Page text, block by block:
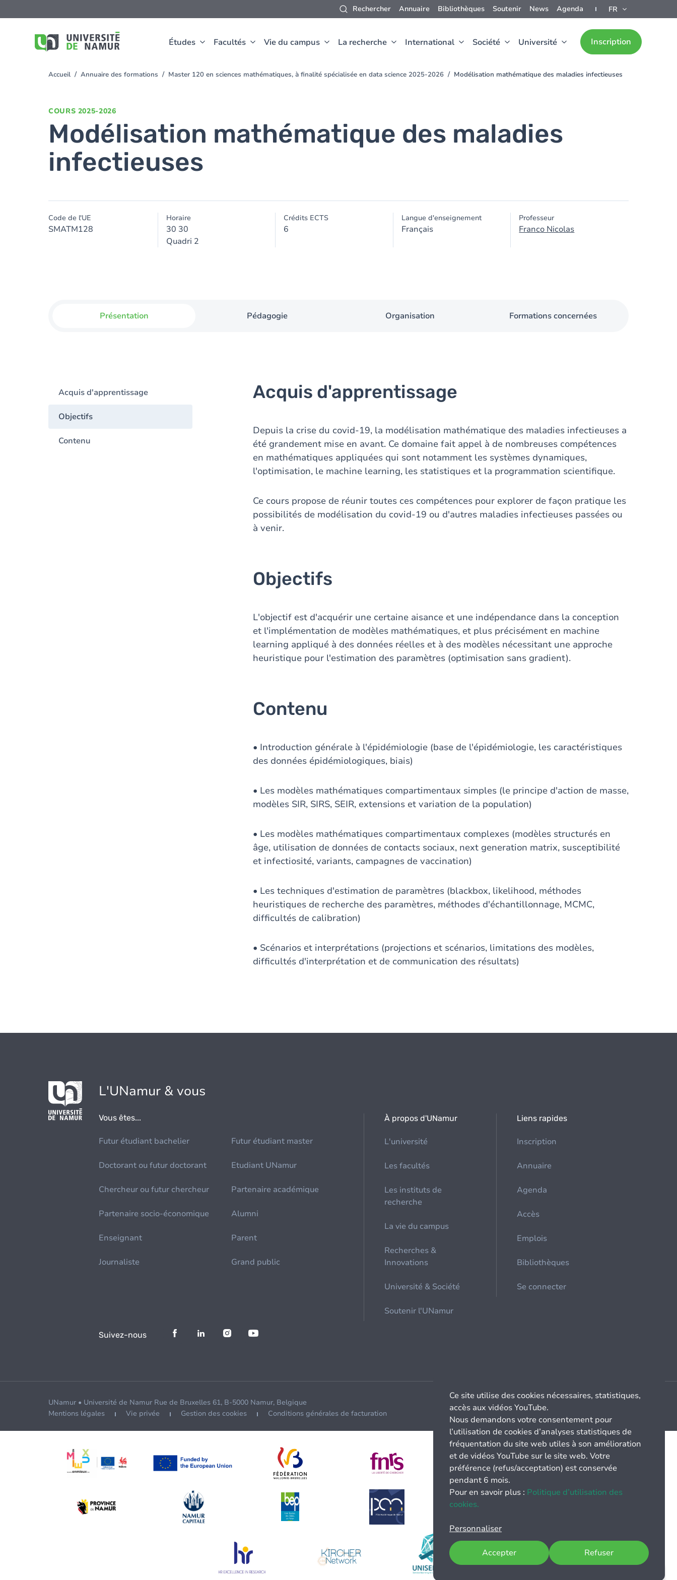
Rechercher Annuaire Bibliothèques Soutenir News Agenda FR
Études Facultés Vie du campus La recherche International Société Université Inscription
au
You
Accueil Annuaire des formations Master 120 en sciences mathématiques, à finalité spécialisée en data science 2025-2026 Modélisation mathématique des maladies infectieuses
COURS 2025-2026
Modélisation mathématique des maladies
infectieuses
Code de l'UE
SMATM128
Horaire
30 30
Quadri 2
Crédits ECTS
6
Langue d'enseignement
Français
Professeur
Franco Nicolas
Présentation Pédagogie Organisation Formations concernées
Acquis d'apprentissage
Objectifs
Contenu
Acquis d'apprentissage
Depuis la crise du covid-19, la modélisation mathématique des maladies infectieuses a
été grandement mise en avant. Ce domaine fait appel à de nombreuses compétences
en mathématiques appliquées qui sont notamment les systèmes dynamiques,
l'optimisation, le machine learning, les statistiques et la programmation scientifique.
Ce cours propose de réunir toutes ces compétences pour explorer de façon pratique les
possibilités de modélisation du covid-19 ou d'autres maladies infectieuses passées ou
à venir.
Objectifs
L'objectif est d'acquérir une certaine aisance et une indépendance dans la conception
et l'implémentation de modèles mathématiques, et plus précisément en machine
learning appliqué à des données réelles et à des modèles nécessitant une approche
heuristique pour l'estimation des paramètres (optimisation sans gradient).
Contenu
• Introduction générale à l'épidémiologie (base de l'épidémiologie, les caractéristiques
des données épidémiologiques, biais)
• Les modèles mathématiques compartimentaux simples (le principe d'action de masse,
modèles SIR, SIRS, SEIR, extensions et variation de la population)
• Les modèles mathématiques compartimentaux complexes (modèles structurés en
âge, utilisation de données de contacts sociaux, next generation matrix, susceptibilité
et infectiosité, variants, campagnes de vaccination)
• Les techniques d'estimation de paramètres (blackbox, likelihood, méthodes
heuristiques de recherche des paramètres, méthodes d'échantillonnage, MCMC,
difficultés de calibration)
• Scénarios et interprétations (projections et scénarios, limitations des modèles,
difficultés d'interprétation et de communication des résultats)
L'UNamur & vous
Vous êtes...
Futur étudiant bachelier Futur étudiant master
Doctorant ou futur doctorant Etudiant UNamur
Chercheur ou futur chercheur Partenaire académique
Partenaire socio-économique Alumni
Enseignant Parent
Journaliste Grand public
À propos d'UNamur
L'université
Les facultés
Les instituts de
recherche
La vie du campus
Recherches &
Innovations
Université & Société
Soutenir l'UNamur
Liens rapides
Inscription
Annuaire
Agenda
Accès
Emplois
Bibliothèques
Se connecter
Suivez-nous
UNamur • Université de Namur Rue de Bruxelles 61, B-5000 Namur, Belgique
Mentions légales
Vie privée Gestion des cookies Conditions générales de facturation
Ce site utilise des cookies nécessaires, statistiques,
accès aux vidéos YouTube.
Nous demandons votre consentement pour
l’utilisation de cookies d’analyses statistiques de
fréquentation du site web utiles à son amélioration
et de vidéos YouTube sur le site web. Votre
préférence (refus/acceptation) est conservée
pendant 6 mois.
Pour en savoir plus : Politique d’utilisation des
cookies.
Personnaliser
Refuser
Accepter